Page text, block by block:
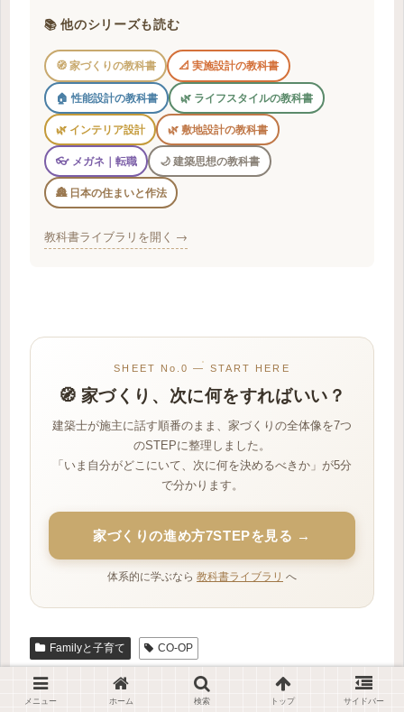
📚 他のシリーズも読む
🧭 家づくりの教科書 📐 実施設計の教科書
🏠 性能設計の教科書 🌿 ライフスタイルの教科書
🌿 インテリア設計 🌿 敷地設計の教科書
👓 メガネ｜転職 🌙 建築思想の教科書
🏯 日本の住まいと作法
教科書ライブラリを開く →
SHEET No.0 — START HERE
🧭 家づくり、次に何をすればいい？
建築士が施主に話す順番のまま、家づくりの全体像を7つ
のSTEPに整理しました。
「いま自分がどこにいて、次に何を決めるべきか」が5分
で分かります。
家づくりの進め方7STEPを見る →
体系的に学ぶなら 教科書ライブラリ へ
Familyと子育て CO-OP
スポンサーリンク
メニュー ホーム 検索 トップ サイドバー